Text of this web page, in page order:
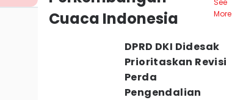
Cuaca Indonesia
See
More
DPRD DKI Didesak
Prioritaskan Revisi
Perda
Pengendalian